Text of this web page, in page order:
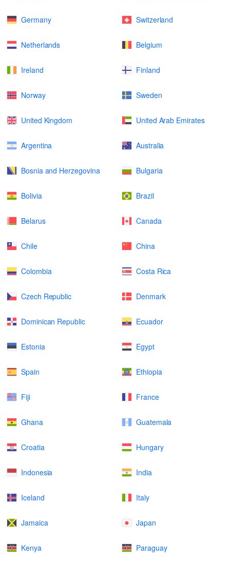
Germany Switzerland
Netherlands Belgium
Ireland Finland
Norway Sweden
United Kingdom United Arab Emirates
Argentina Australia
Bosnia and Herzegovina Bulgaria
Bolivia Brazil
Belarus Canada
Chile China
Colombia Costa Rica
Czech Republic Denmark
Dominican Republic Ecuador
Estonia Egypt
Spain Ethiopia
Fiji France
Ghana Guatemala
Croatia Hungary
Indonesia India
Iceland Italy
Jamaica Japan
Kenya Paraguay